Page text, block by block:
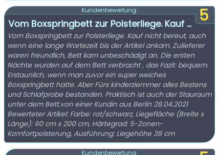
5
Kundenbewertung:
Vom Boxspringbett zur Polsterliege. Kauf ...
Vom Boxspringbett zur Polsterliege. Kauf nicht bereut, auch
wenn eine lange Wartezeit bis der Artikel ankam. Zulieferer
waren freundlich, Bett kam unbeschädigt an. Die ersten
Nächte wurden auf dem Bett verbracht , das Fazit: bequem.
Erstaunlich, wenn man zuvor ein super weiches
Boxspringbett hatte. Aber Fürs kinderziemmer alles Bestens
und Schlafprobe bestanden. Praktisch ist auch der Stauraum
unter dem Bett.von einer Kundin aus Berlin 28.04.2021
Bewerteter Artikel: Farbe: rot/schwarz, Liegefläche (Breite x
Länge): 90 cm x 200 cm, Härtegrad: 5-Zonen-
Komfortpolsterung, Ausführung: Liegehöhe 38 cm
Kundenbewertung: